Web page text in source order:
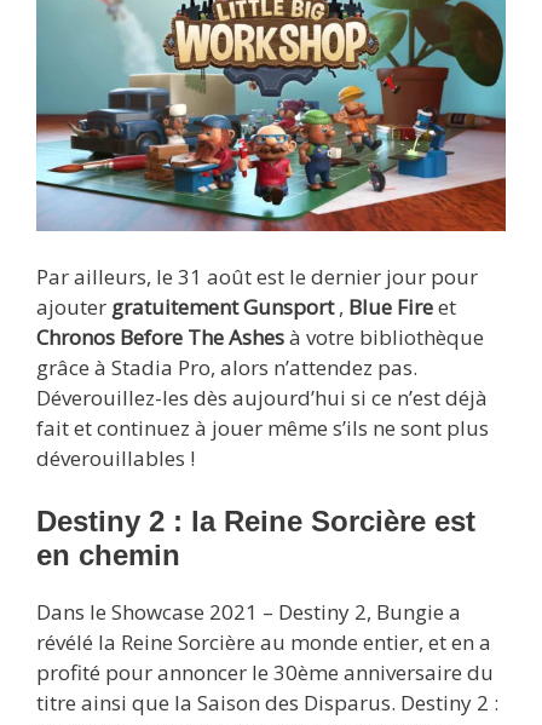
Par ailleurs, le 31 août est le dernier jour pour
ajouter gratuitement Gunsport, Blue Fireet
Chronos Before The Ashesà votre bibliothèque
grâce à Stadia Pro, alors n’attendez pas.
Déverouillez-les dès aujourd’hui si ce n’est déjà
fait et continuez à jouer même s’ils ne sont plus
déverouillables !
Destiny 2 : la Reine Sorcière est
en chemin
Dans le Showcase 2021 – Destiny 2, Bungie a
révélé la Reine Sorcière au monde entier, et en a
profité pour annoncer le 30ème anniversaire du
titre ainsi que la Saison des Disparus. Destiny 2 :